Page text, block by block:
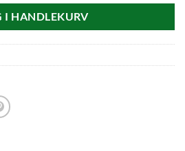
I HANDLEKURV